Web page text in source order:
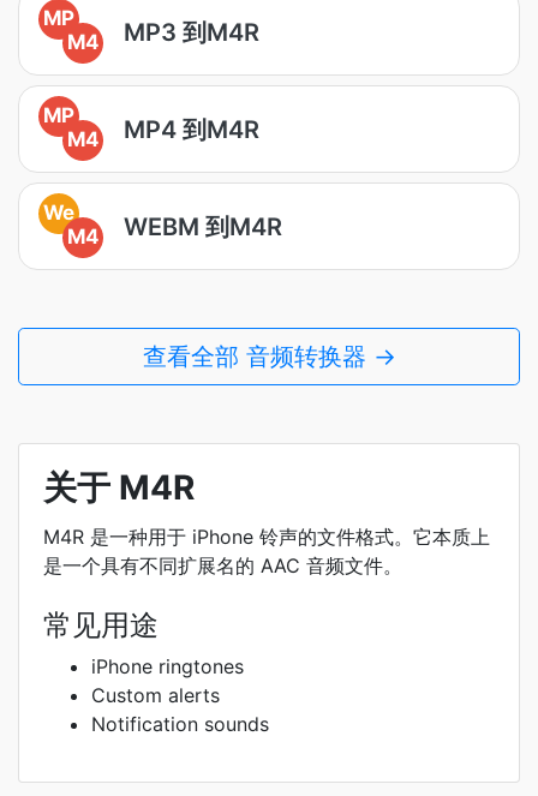
MP
M4
MP3 到M4R
MP
M4
MP4 到M4R
We
M4
WEBM 到M4R
查看全部 音频转换器 →
关于 M4R
M4R 是一种用于 iPhone 铃声的文件格式。它本质上
是一个具有不同扩展名的 AAC 音频文件。
常见用途
iPhone ringtones
Custom alerts
Notification sounds